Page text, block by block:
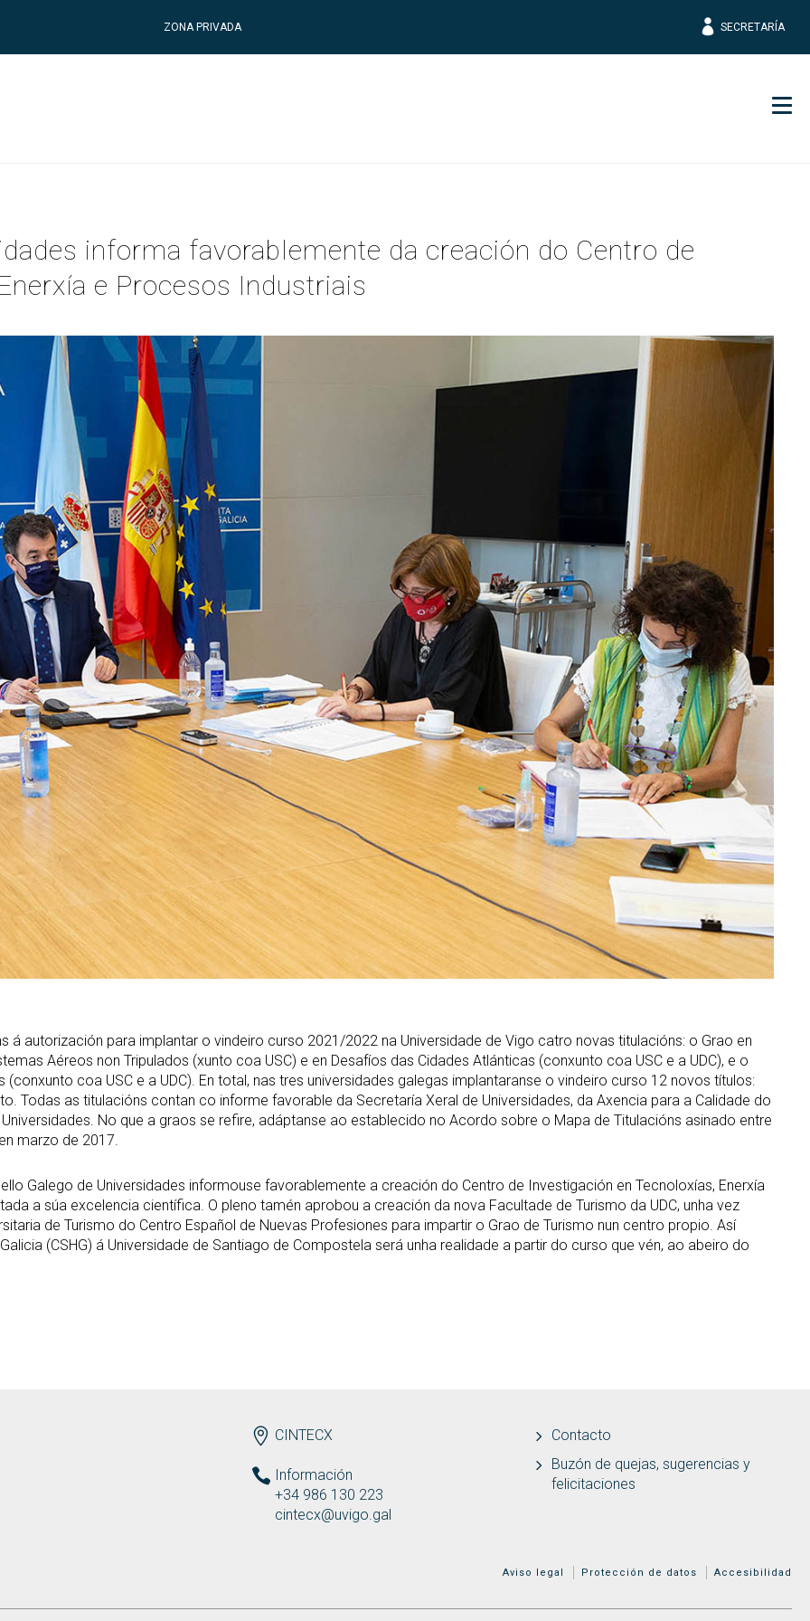
ZONA PRIVADA SECRETARÍA
informa favorablemente da creación do Centro de
e Procesos Industriais
á autorización para implantar o vindeiro curso 2021/2022 na Universidade de Vigo catro novas titulacións: o Grao en
Aéreos non Tripulados (xunto coa USC) e en Desafíos das Cidades Atlánticas (conxunto coa USC e a UDC), e o
coa USC e a UDC). En total, nas tres universidades galegas implantaranse o vindeiro curso 12 novos títulos:
Todas as titulacións contan co informe favorable da Secretaría Xeral de Universidades, da Axencia para a Calidade do
No que a graos se refire, adáptanse ao establecido no Acordo sobre o Mapa de Titulacións asinado entre
marzo de 2017.
Galego de Universidades informouse favorablemente a creación do Centro de Investigación en Tecnoloxías, Enerxía
a súa excelencia científica. O pleno tamén aprobou a creación da nova Facultade de Turismo da UDC, unha vez
de Turismo do Centro Español de Nuevas Profesiones para impartir o Grao de Turismo nun centro propio. Así
(CSHG) á Universidade de Santiago de Compostela será unha realidade a partir do curso que vén, ao abeiro do
ENDEREZO ES
CINTECX
Información
+34 986 130 223
cintecx@uvigo.gal
Contacto
Buzón de quejas, sugerencias y
felicitaciones
MENÚ ADICIONAL
Aviso legal Protección de datos Accesibilidad